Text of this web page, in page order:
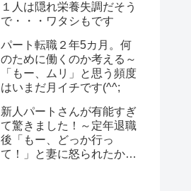
１人は隠れ栄養失調だそう
で・・・ワタシもです
パート転職２年5カ月。何
のために働くのか考える～
「もー、ムリ」と思う頻度
はいまだ月イチです(^^;
新人パートさんが有能すぎ
て驚きました！～定年退職
後「もー、どっか行っ
て！」と妻に怒られたから